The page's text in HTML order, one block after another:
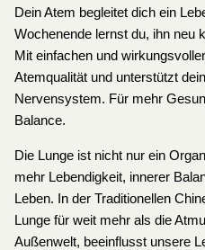
Dein Atem begleitet dich ein
Wochenende lernst du, ihn neu
Mit einfachen und
Atemqualität und unterstützt
Nervensystem. Für mehr
Balance.
Die Lunge ist nicht nur ein
mehr Lebendigkeit, innerer
Leben. In der Traditionellen
Lunge für weit mehr als die
Außenwelt, beeinflusst unsere